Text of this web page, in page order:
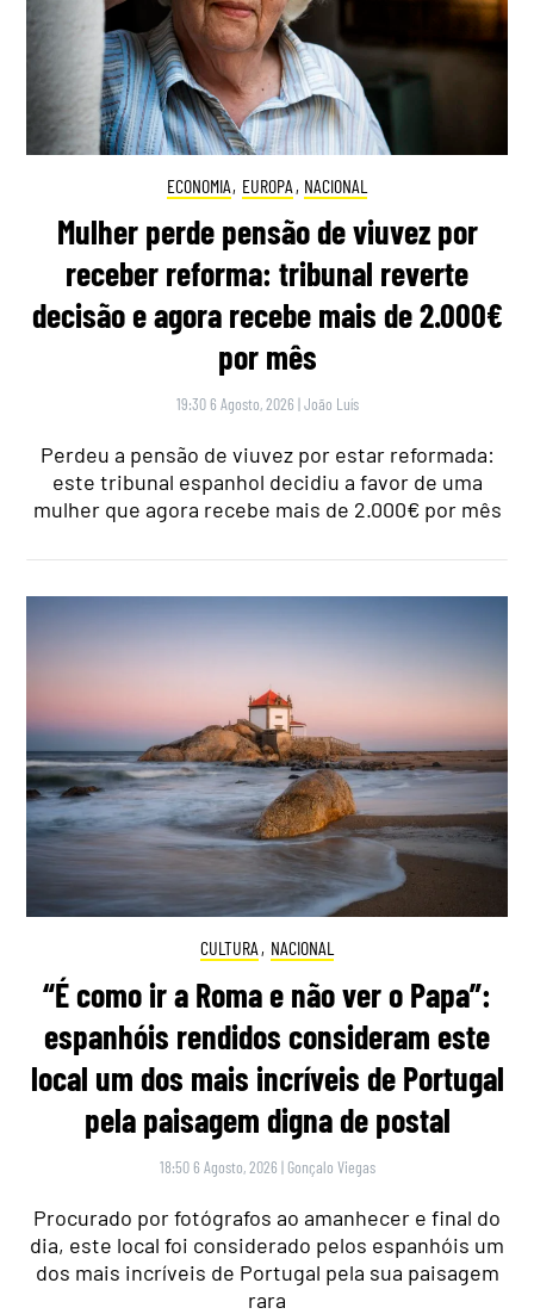
ECONOMIA, EUROPA , NACIONAL
Mulher perde pensão de viuvez por
receber reforma: tribunal reverte
decisão e agora recebe mais de 2.000€
por mês
19:30 6 Agosto, 2026 |João Luís
Perdeu a pensão de viuvez por estar reformada:
este tribunal espanhol decidiu a favor de uma
mulher que agora recebe mais de 2.000€ por mês
CULTURA , NACIONAL
“É como ir a Roma e não ver o Papa”:
espanhóis rendidos consideram este
local um dos mais incríveis de Portugal
pela paisagem digna de postal
18:50 6 Agosto, 2026 | Gonçalo Viegas
Procurado por fotógrafos ao amanhecer e final do
dia, este local foi considerado pelos espanhóis um
dos mais incríveis de Portugal pela sua paisagem
rara